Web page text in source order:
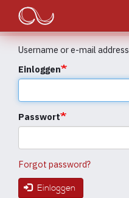
Direkt
Inhalt
Main
navigation
Username or e-mail address
Einloggen
Passwort
Forgot password?
Einloggen